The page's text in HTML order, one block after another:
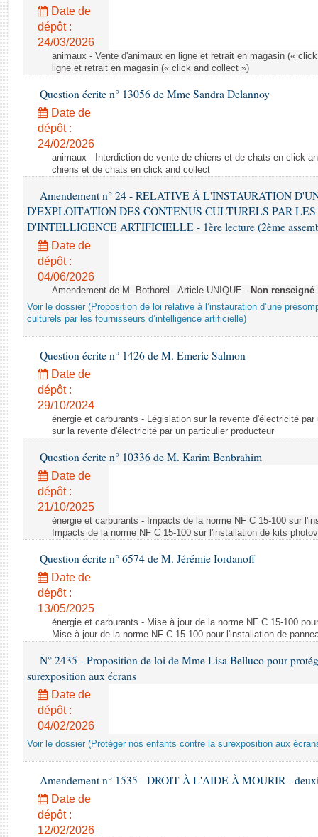
Rapports législatifs
Rapports sur l'application des lois
Baromètre de l’application des lois
Dossiers législatifs
Budget et sécurité sociale
Questions écrites et orales
Comptes rendus des débats
Date de
dépôt :
24/03/2026
animaux - Vente d'animaux en ligne et retrait en magasin («
ligne et retrait en magasin (« click and collect »)
Question écrite n° 13056 de Mme Sandra Delannoy
Date de
dépôt :
24/02/2026
animaux - Interdiction de vente de chiens et de chats en click
chiens et de chats en click and collect
Amendement n° 24 - RELATIVE À L'INSTAURATION
D'EXPLOITATION DES CONTENUS CULTURELS PAR LES
D'INTELLIGENCE ARTIFICIELLE - 1ère lecture (2ème
Date de
dépôt :
04/06/2026
Amendement de M. Bothorel - Article UNIQUE - Non renseigné
Voir le dossier (Proposition de loi relative à l’instauration d’une
culturels par les fournisseurs d’intelligence artificielle)
Question écrite n° 1426 de M. Emeric Salmon
Date de
dépôt :
29/10/2024
énergie et carburants - Législation sur la revente d'électricité
sur la revente d'électricité par un particulier producteur
Question écrite n° 10336 de M. Karim Benbrahim
Date de
dépôt :
21/10/2025
énergie et carburants - Impacts de la norme NF C 15-100 sur
Impacts de la norme NF C 15-100 sur l'installation de kits
Question écrite n° 6574 de M. Jérémie Iordanoff
Date de
dépôt :
13/05/2025
énergie et carburants - Mise à jour de la norme NF C 15-100
Mise à jour de la norme NF C 15-100 pour l'installation de
N° 2435 - Proposition de loi de Mme Lisa Belluco pour
surexposition aux écrans
Date de
dépôt :
04/02/2026
Voir le dossier (Protéger nos enfants contre la surexposition aux
Amendement n° 1535 - DROIT À L'AIDE À MOURIR -
Date de
dépôt :
12/02/2026